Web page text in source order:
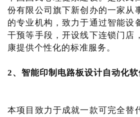
份有限公司旗下新创办的一家从
的专业机构，致力于通过智能设
干预等手段，开设线下连锁门店
康提供个性化的标准服务。
2、智能印制电路板设计自动化
本项目致力于成就一款可完全替